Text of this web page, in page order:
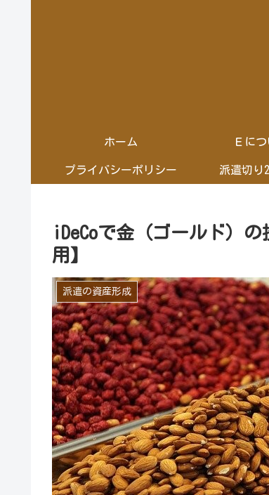
ホーム Ｅに
プライバシーポリシー 派遣切り
iDeCoで金（ゴールド）
用】
派遣の資産形成